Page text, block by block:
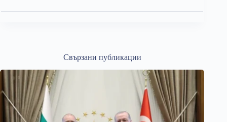
Свързани публикации